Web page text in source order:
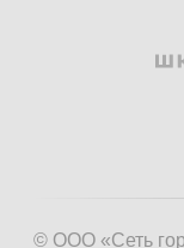
© ООО «Сеть